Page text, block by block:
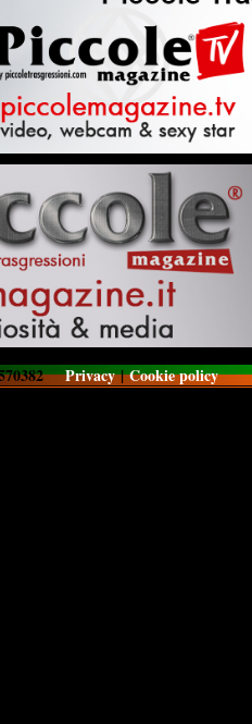
Privacy|Cookie policy